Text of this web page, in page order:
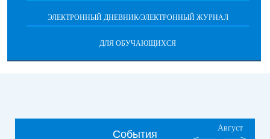
ЭЛЕКТРОННЫЙ ДНЕВНИК/ЭЛЕКТРОННЫЙ ЖУРНАЛ
ДЛЯ ОБУЧАЮЩИХСЯ
События
Август